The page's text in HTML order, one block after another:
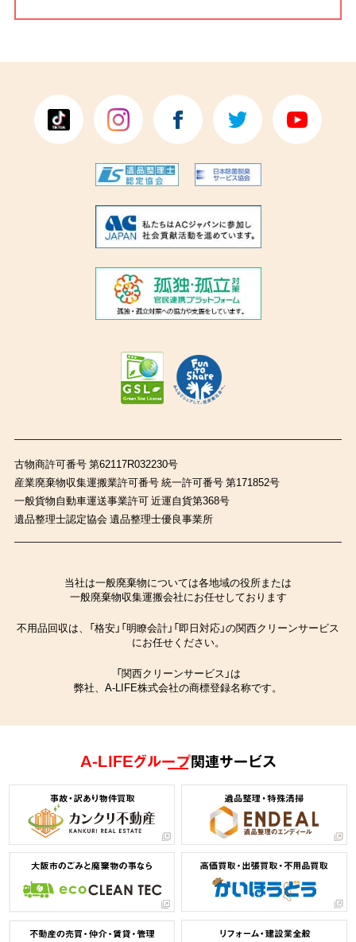
古物商許可番号 第62117R032230号
産業廃棄物収集運搬業許可番号 統一許可番号 第171852号
一般貨物自動車運送事業許可 近運自貨第368号
遺品整理士認定協会 遺品整理士優良事業所
当社は一般廃棄物については各地域の役所または
一般廃棄物収集運搬会社にお任せしております
不用品回収は、「格安」「明瞭会計」「即日対応」の関西クリーンサービス
にお任せください。
「関西クリーンサービス」は
弊社、A-LIFE株式会社の商標登録名称です。
A-LIFEグループ関連サービス